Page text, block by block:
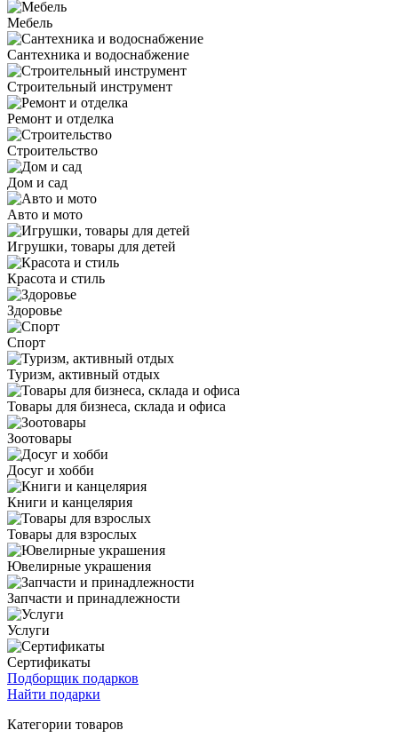
Мебель
Сантехника и водоснабжение
Строительный инструмент
Ремонт и отделка
Строительство
Дом и сад
Авто и мото
Игрушки, товары для детей
Красота и стиль
Здоровье
Спорт
Туризм, активный отдых
Товары для бизнеса, склада и офиса
Зоотовары
Досуг и хобби
Книги и канцелярия
Товары для взрослых
Ювелирные украшения
Запчасти и принадлежности
Услуги
Сертификаты
Подборщик подарков
Найти подарки
Категории товаров